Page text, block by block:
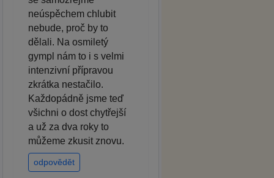
neúspěchem chlubit
nebude, proč by to
dělali. Na osmiletý
gympl nám to i s velmi
intenzivní přípravou
zkrátka nestačilo.
Každopádně jsme teď
všichni o dost chytřejší
a už za dva roky to
můžeme zkusit znovu.
odpovědět